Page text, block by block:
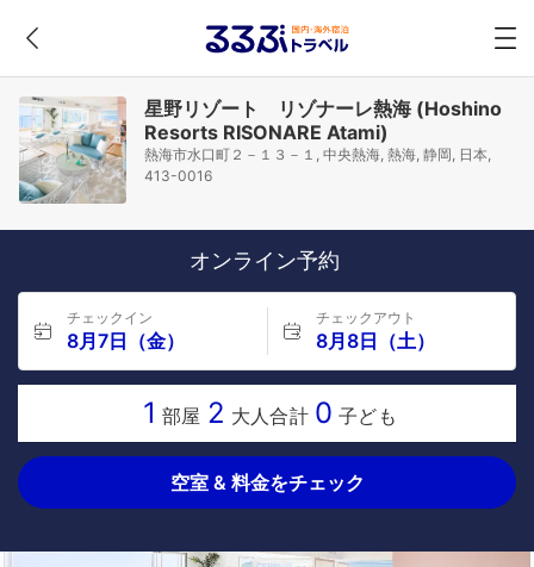
星野リゾート リゾナーレ熱海 (Hoshino
Resorts RISONARE Atami)
熱海市水口町２－１３－１, 中央熱海, 熱海, 静岡, 日本,
413-0016
オンライン予約
チェックイン
8月7日（金）
チェックアウト
8月8日（土）
1 部屋 2 大人合計 0 子ども
空室 & 料金をチェック